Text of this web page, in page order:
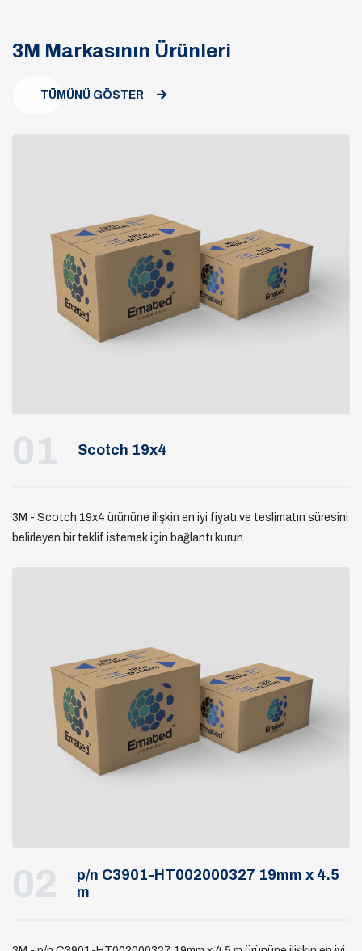
3M Markasının Ürünleri
TÜMÜNÜ GÖSTER
01 Scotch 19x4
3M - Scotch 19x4 ürününe ilişkin en iyi fiyatı ve teslimatın süresini
belirleyen bir teklif istemek için bağlantı kurun.
02
p/n C3901-HT002000327 19mm x 4.5
m